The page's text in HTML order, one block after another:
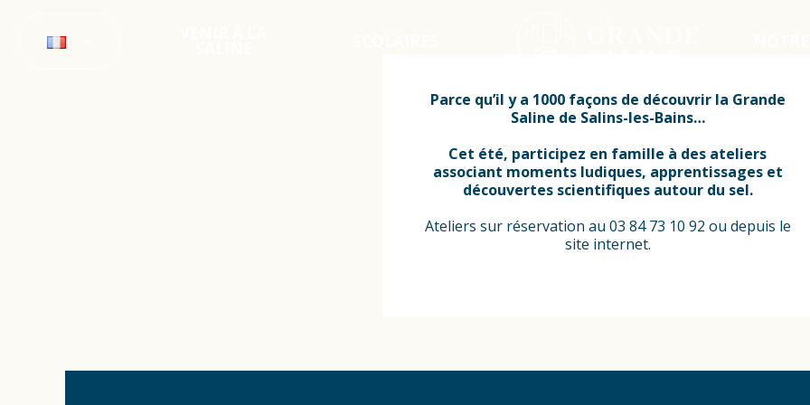
Parce qu’il y a 1000 façons de découvrir la Grande
Saline de Salins-les-Bains…
Cet été, participez en famille à des ateliers
associant moments ludiques, apprentissages et
découvertes scientifiques autour du sel.
Ateliers sur réservation au 03 84 73 10 92 ou depuis le
site internet.